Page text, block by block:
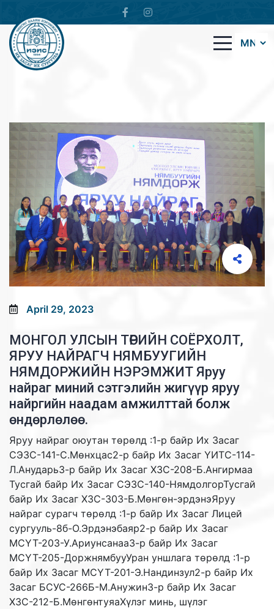
April 29, 2023
МОНГОЛ УЛСЫН ТӨРИЙН СОЁРХОЛТ,
ЯРУУ НАЙРАГЧ НЯМБУУГИЙН
НЯМДОРЖИЙН НЭРЭМЖИТ Яруу
найраг миний сэтгэлийн жигүүр яруу
найргийн наадам амжилттай болж
өндөрлөлөө.
Яруу найраг оюутан төрөлд :1-р байр Их Засаг
СЭЗС-141-С.Мөнхцас2-р байр Их Засаг ҮИТС-114-
Л.Анударь3-р байр Их Засаг ХЗС-208-Б.Ангирмаа
Тусгай байр Их Засаг СЭЗС-140-НямдолгорТусгай
байр Их Засаг ХЗС-303-Б.Мөнгөн-эрдэнэЯруу
найраг сурагч төрөлд :1-р байр Их Засаг Лицей
сургууль-8б-О.Эрдэнэбаяр2-р байр Их Засаг
МСҮТ-203-У.Ариунсанаа3-р байр Их Засаг
МСҮТ-205-ДоржнямбууУран уншлага төрөлд :1-р
байр Их Засаг МСҮТ-201-Э.Нандинзул2-р байр Их
Засаг БСУС-266Б-М.Анужин3-р байр Их Засаг
ХЗС-212-Б.МөнгөнтуяаХүлэг минь, шүлэг